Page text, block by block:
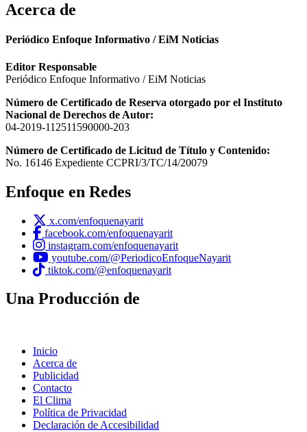
Acerca de
Periódico Enfoque Informativo / EiM Noticias
Editor Responsable
Periódico Enfoque Informativo / EiM Noticias
Número de Certificado de Reserva otorgado por el Instituto
Nacional de Derechos de Autor:
04-2019-112511590000-203
Número de Certificado de Licitud de Título y Contenido:
No. 16146 Expediente CCPRI/3/TC/14/20079
Enfoque en Redes
x.com/enfoquenayarit
facebook.com/enfoquenayarit
instagram.com/enfoquenayarit
youtube.com/@PeriodicoEnfoqueNayarit
tiktok.com/@enfoquenayarit
Una Producción de
Inicio
Acerca de
Publicidad
Contacto
El Clima
Política de Privacidad
Declaración de Accesibilidad